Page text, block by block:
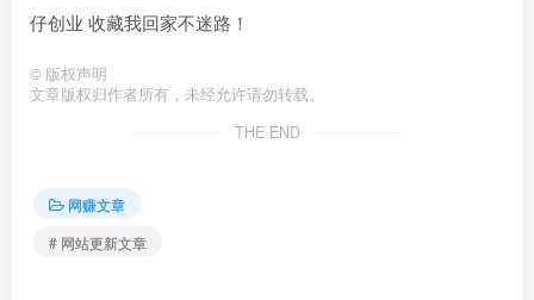
仔创业 收藏我回家不迷路！
© 版权声明
文章版权归作者所有，未经允许请勿转载。
THE END
网赚文章
# 网站更新文章